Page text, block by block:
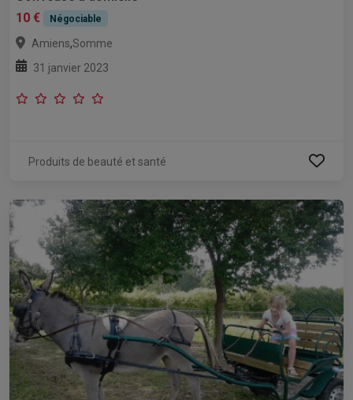
10 €
Négociable
Amiens,Somme
31 janvier 2023
Produits de beauté et santé